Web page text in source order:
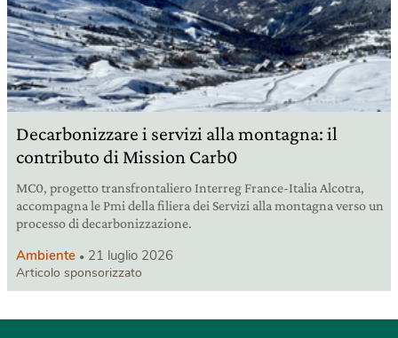
Decarbonizzare i servizi alla montagna: il
contributo di Mission Carb0
MC0, progetto transfrontaliero Interreg France-Italia Alcotra,
accompagna le Pmi della filiera dei Servizi alla montagna verso un
processo di decarbonizzazione.
Ambiente 21 luglio 2026
Articolo sponsorizzato